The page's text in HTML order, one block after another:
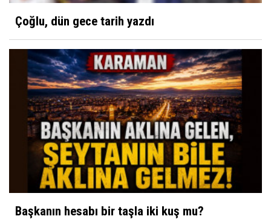
Çoğlu, dün gece tarih yazdı
Başkanın hesabı bir taşla iki kuş mu?